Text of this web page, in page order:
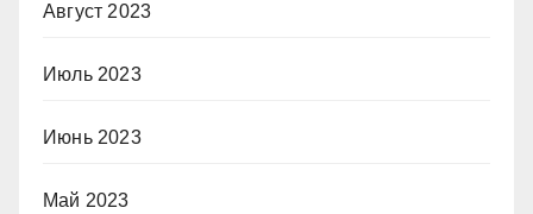
Август 2023
Июль 2023
Июнь 2023
Май 2023